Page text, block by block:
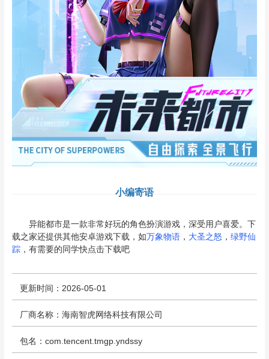
小编寄语
异能都市是一款非常好玩的角色扮演游戏，深受用户喜爱。下
载之家还提供其他安卓游戏下载，如万象物语， 大圣之怒 ， 绿野仙
踪，有需要的同学快点击下载吧
更新时间：2026-05-01
厂商名称：海南智虎网络科技有限公司
包名：com.tencent.tmgp.yndssy